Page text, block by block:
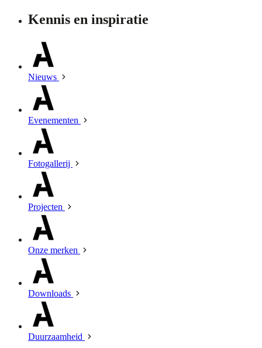
Kennis en inspiratie
Nieuws
Evenementen
Fotogallerij
Projecten
Onze merken
Downloads
Duurzaamheid